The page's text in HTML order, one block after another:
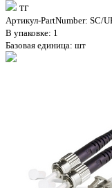
тг
Артикул-PartNumber: SC/
В упаковке: 1
Базовая единица: шт